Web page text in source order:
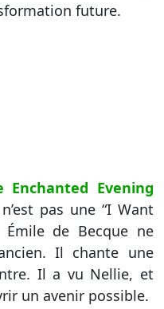
future.
Enchanted Evening
pas une “I Want
de Becque ne
Il chante une
Il a vu Nellie, et
un avenir possible.